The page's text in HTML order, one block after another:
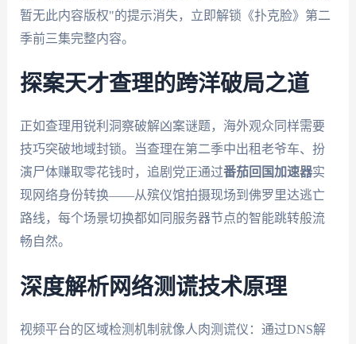
暂无此内容版权"的提示消失，立即解锁《扑克脸》第二
季前三集完整内容。
探案天才查理的跨洋破局之道
正如查理用锐利洞察破解凶案谜题，海外观众同样需要
技巧突破地域封锁。当查理在第二季中出租老爷车、扮
演尸体赚取零花钱时，追剧党正通过番茄回国加速器实
现网络身份转换——从殡仪馆拍摄现场到佛罗里达逃亡
路线，每个场景切换都如同服务器节点的智能跳转般流
畅自然。
深度解析网络测谎技术原理
视频平台的区域检测机制就像人肉测谎仪：通过DNS解